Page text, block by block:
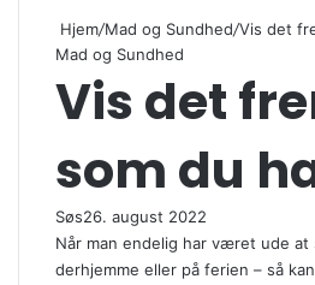
Hjem/Mad og Sundhed/Vis det
Mad og Sundhed
Vis det
som du
Søs26. august 2022
Når man endelig har været ude at
derhjemme eller på ferien – så